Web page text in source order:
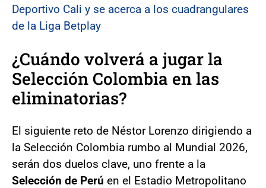
Deportivo Cali y se acerca a los cuadrangulares
de la Liga Betplay
¿Cuándo volverá a jugar la
Selección Colombia en las
eliminatorias?
El siguiente reto de Néstor Lorenzo dirigiendo a
la Selección Colombia rumbo al Mundial 2026,
serán dos duelos clave, uno frente a la
Selección de Perú en el Estadio Metropolitano